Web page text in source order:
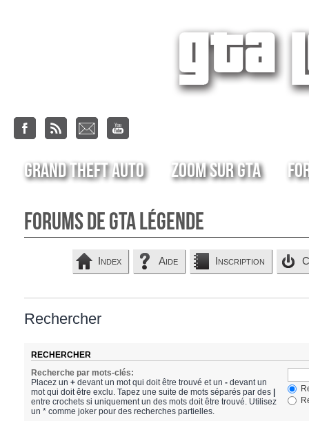
Grand Theft Auto Zoom sur GTA
Forums de GTA Légende
Index Aide Inscription
Rechercher
RECHERCHER
Recherche par mots-clés:
Placez un +devant un mot qui doit être trouvé et un -devant un
mot qui doit être exclu. Tapez une suite de mots séparés par des
entre crochets si uniquement un des mots doit être trouvé. Utilisez
un * comme joker pour des recherches partielles.